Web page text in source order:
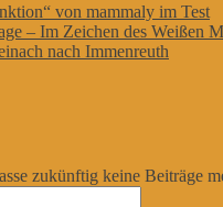
von mammaly im Test
– Im Zeichen des Weißen
nach Immenreuth
zukünftig keine Beiträge